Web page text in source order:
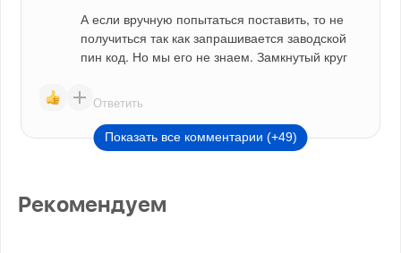
А если вручную попытаться поставить, то не
получиться так как запрашивается заводской
пин код. Но мы его не знаем. Замкнутый круг
Ответить
Показать все комментарии (+49)
Рекомендуем